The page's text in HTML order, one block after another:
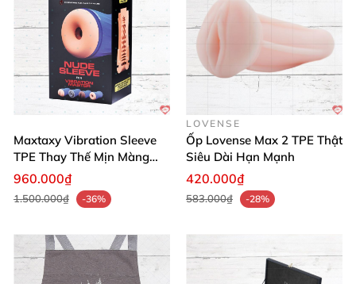
Maxtaxy Vibration Sleeve
TPE Thay Thế Mịn Màng
Thăng Hoa
960.000₫
1.500.000₫ -36%
LOVENSE
Ốp Lovense Max 2 TPE Thật
Siêu Dài Hạn Mạnh
420.000₫
583.000₫ -28%